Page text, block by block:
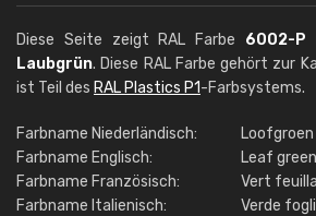
Diese Seite zeigt RAL Farbe 6002-P
Laubgrün. Diese RAL Farbe gehört zur
ist Teil des RAL Plastics P1-Farbsystems.
Farbname Niederländisch:
Loofgroen
Farbname Englisch:
Leaf green
Farbname Französisch:
Vert
Farbname Italienisch:
Verde